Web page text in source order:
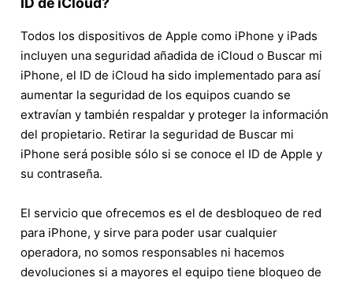
Todos los dispositivos de Apple como iPhone y iPads
incluyen una seguridad añadida de iCloud o Buscar mi
iPhone, el ID de iCloud ha sido implementado para así
aumentar la seguridad de los equipos cuando se
extravían y también respaldar y proteger la información
del propietario. Retirar la seguridad de Buscar mi
iPhone será posible sólo si se conoce el ID de Apple y
su contraseña.
El servicio que ofrecemos es el de desbloqueo de red
para iPhone, y sirve para poder usar cualquier
operadora, no somos responsables ni hacemos
devoluciones si a mayores el equipo tiene bloqueo de